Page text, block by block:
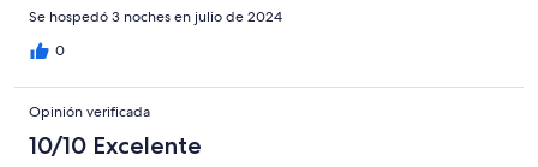
Se hospedó 3 noches en julio de 2024
0
Opinión verificada
10/10 Excelente